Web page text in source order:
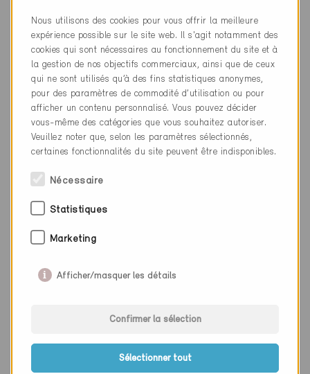
Entreprise Ing. Roberto Alessi
NPA 25087
Lieu Salò
Canton Argovie
Site web
Entreprise
NPA
Lieu
Canton
Nous utilisons des cookies pour vous offrir la meilleure
expérience possible sur le site web. Il s'agit notamment des
cookies qui sont nécessaires au fonctionnement du site et à
la gestion de nos objectifs commerciaux, ainsi que de ceux
qui ne sont utilisés qu’à des fins statistiques anonymes,
pour des paramètres de commodité d’utilisation ou pour
afficher un contenu personnalisé. Vous pouvez décider
vous-même des catégories que vous souhaitez autoriser.
Veuillez noter que, selon les paramètres sélectionnés,
certaines fonctionnalités du site peuvent être indisponibles.
Nécessaire
Statistiques
Marketing
Afficher/masquer les détails
Confirmer la sélection
Sélectionner tout